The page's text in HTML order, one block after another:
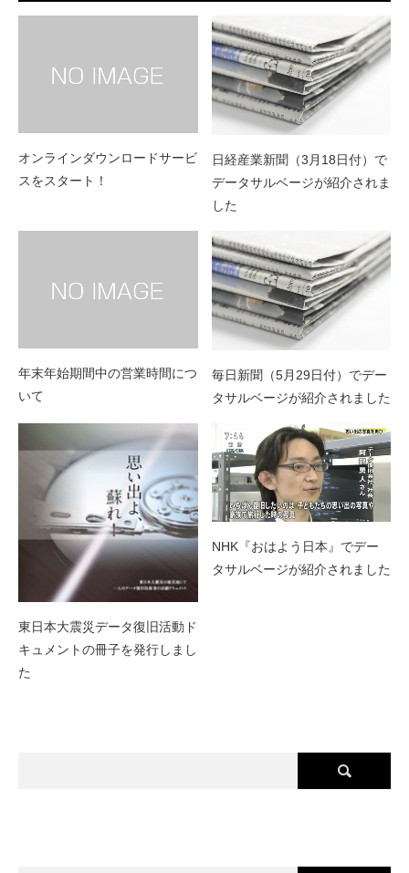
オンラインダウンロードサービ
スをスタート！
日経産業新聞（3月18日付）で
データサルベージが紹介されま
した
年末年始期間中の営業時間につ
いて
毎日新聞（5月29日付）でデー
タサルベージが紹介されました
東日本大震災データ復旧活動ド
キュメントの冊子を発行しまし
た
NHK『おはよう日本』でデー
タサルベージが紹介されました